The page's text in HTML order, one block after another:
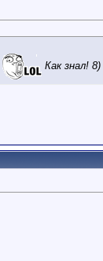
Как знал! 8)